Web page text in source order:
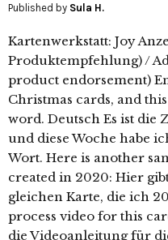
Published by Sula H.
Kartenwerkstatt: Joy
Produktempfehlung) /
product endorsement)
Christmas cards, and
word. Deutsch Es ist die
und diese Woche habe
Wort. Here is another
created in 2020: Hier
gleichen Karte, die ich
process video for this
die Videoanleitung für